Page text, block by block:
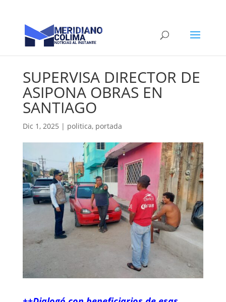
SUPERVISA DIRECTOR DE
ASIPONA OBRAS EN
SANTIAGO
Dic 1, 2025 | politica, portada